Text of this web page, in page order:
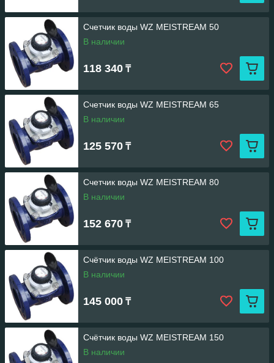
Счетчик воды WZ MEISTREAM 50
В наличии
118 340 ₸
Счетчик воды WZ MEISTREAM 65
В наличии
125 570 ₸
Счетчик воды WZ MEISTREAM 80
В наличии
152 670 ₸
Счётчик воды WZ MEISTREAM 100
В наличии
145 000 ₸
Счётчик воды WZ MEISTREAM 150
В наличии